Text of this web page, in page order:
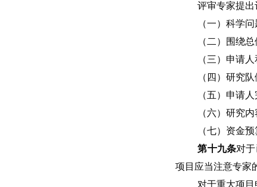
评审专家提出
（一）科学
（二）围绕
（三）申请
（四）研究
（五）申请
（六）研究
（七）资金
第十九条对
项目应当注意专家
对于重大项